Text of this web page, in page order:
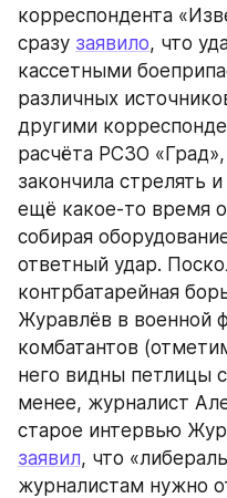
корреспондента
сразу заявило, что
кассетными
различных
другими
расчёта РСЗО
закончила стрелять
ещё какое-то время
собирая
ответный удар.
контрбатарейная
Журавлёв в военной
комбатантов
него видны петлицы
менее, журналист
заявил, что
журналистам нужно